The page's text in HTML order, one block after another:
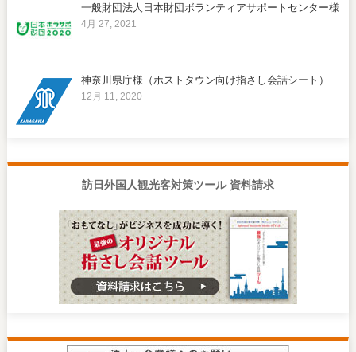
一般財団法人日本財団ボランティアサポートセンター様
4月 27, 2021
神奈川県庁様（ホストタウン向け指さし会話シート）
12月 11, 2020
訪日外国人観光客対策ツール 資料請求